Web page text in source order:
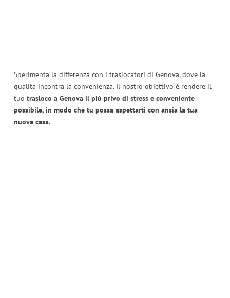
Sperimenta la differenza con i traslocatori di Genova, dove la
qualità incontra la convenienza. Il nostro obiettivo è rendere il
tuo trasloco a Genova il più privo di stress e conveniente
possibile, in modo che tu possa aspettarti con ansia la tua
nuova casa.